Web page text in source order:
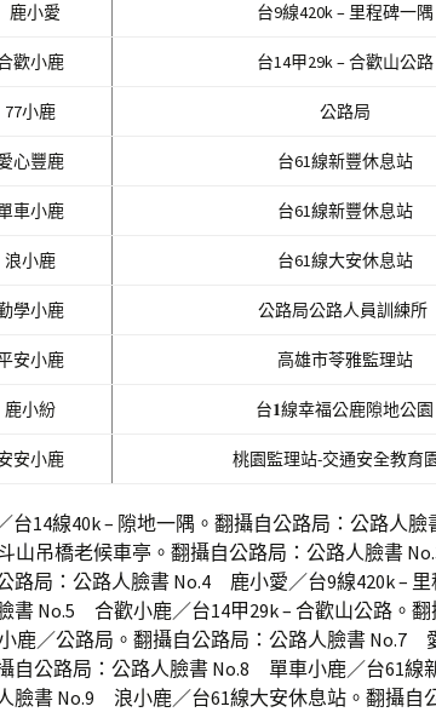
鹿小愛 台9線420k – 里程碑一隅
歡小鹿 台14甲29k – 合歡山公路
77小鹿 公路局
心豐鹿 台61線新豐休息站
車小鹿 台61線新豐休息站
浪小鹿 台61線大安休息站
學小鹿 公路局公路人員訓練所
安小鹿 高雄市苓雅監理站
鹿小紛 台𝟏線幸福公鹿隙地公園
安小鹿 桃園監理站-交通安全教育
14線40k – 隙地一隅。翻攝自公路局：公路人
斗山吊橋老候車亭。翻攝自公路局：公路人臉書
路局：公路人臉書 No.4 鹿小愛／台9線420k –
書 No.5 合歡小鹿／台14甲29k – 合歡山公路。
鹿／公路局。翻攝自公路局：公路人臉書 No.7
自公路局：公路人臉書 No.8 單車小鹿／台61線
臉書 No.9 浪小鹿／台61線大安休息站。翻攝自